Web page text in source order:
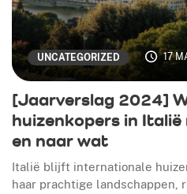
UNCATEGORIZED 17
[Jaarverslag 2024]
huizenkopers in
en naar wat
Italië blijft internationale
haar prachtige landschappen,